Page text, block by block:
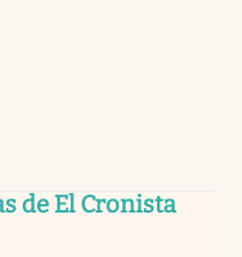
de El Cronista